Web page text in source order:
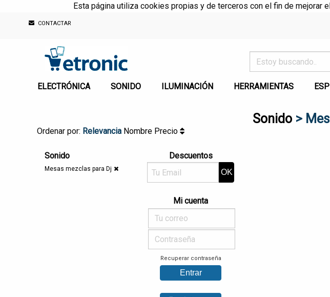
Esta página utiliza cookies propias y de terceros con el fin de mejorar
CONTACTAR
ELECTRÓNICA SONIDO ILUMINACIÓN HERRAMIENTAS
Sonido>
Ordenar por: Relevancia Nombre Precio
Sonido
Mesas mezclas para Dj
Descuentos
Mi cuenta
Recuperar contraseña